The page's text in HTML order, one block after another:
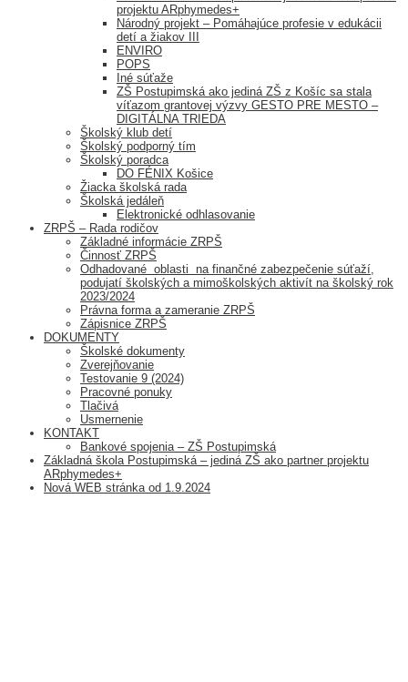
projektu ARphymedes+
Národný projekt – Pomáhajúce profesie v edukácii
detí a žiakov III
ENVIRO
POPS
Iné súťaže
ZŠ Postupimská ako jediná ZŠ z Košíc sa stala
víťazom grantovej výzvy GESTO PRE MESTO –
DIGITÁLNA TRIEDA
Školský klub detí
Školský podporný tím
Školský poradca
DO FÉNIX Košice
Žiacka školská rada
Školská jedáleň
Elektronické odhlasovanie
ZRPŠ – Rada rodičov
Základné informácie ZRPŠ
Činnosť ZRPŠ
Odhadované oblasti na finančné zabezpečenie súťaží,
podujatí školských a mimoškolských aktivít na školský rok
2023/2024
Právna forma a zameranie ZRPŠ
Zápisnice ZRPŠ
DOKUMENTY
Školské dokumenty
Zverejňovanie
Testovanie 9 (2024)
Pracovné ponuky
Tlačivá
Usmernenie
KONTAKT
Bankové spojenia – ZŠ Postupimská
Základná škola Postupimská – jediná ZŠ ako partner projektu
ARphymedes+
Nová WEB stránka od 1.9.2024